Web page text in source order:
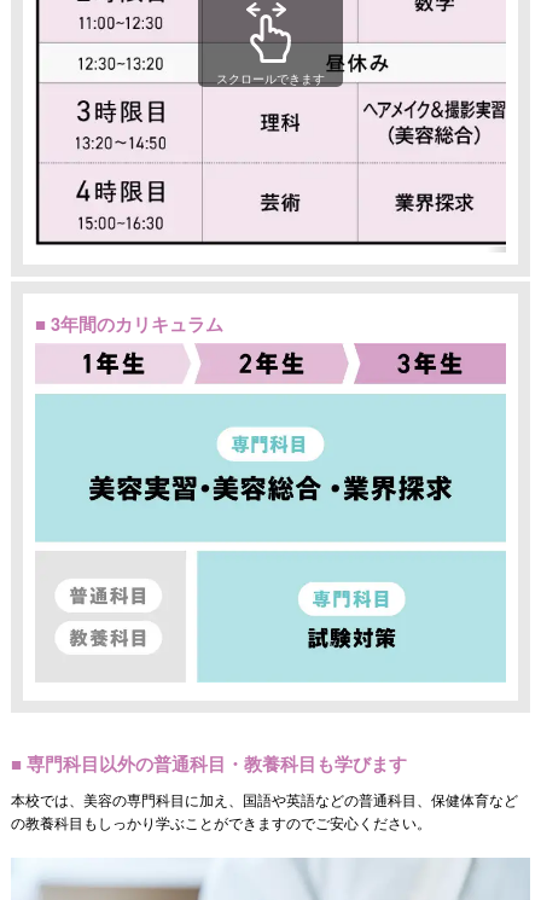
スクロールできます
■ 3年間のカリキュラム
■ 専門科目以外の普通科目・教養科目も学びます
本校では、美容の専門科目に加え、国語や英語などの普通科目、保健体育など
の教養科目もしっかり学ぶことができますのでご安心ください。